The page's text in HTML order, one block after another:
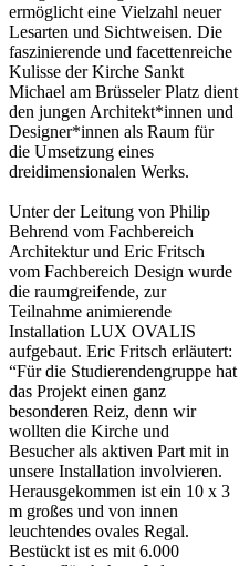
ermöglicht eine Vielzahl neuer
Lesarten und Sichtweisen. Die
faszinierende und facettenreiche
Kulisse​ der Kirche Sankt
Michael am Brüsseler Platz dient
den jungen Architekt*innen und
Designer*innen als Raum für
die Umsetzung eines
dreidimensionalen Werks.
Unter der Leitung von Philip
Behrend vom Fachbereich
Architektur und Eric Fritsch
vom Fachbereich Design wurde
die raumgreifende, zur
Teilnahme animierende
Installation LUX OVALIS
aufgebaut. Eric Fritsch erläutert:
“Für die Studierendengruppe hat
das Projekt einen ganz
besonderen Reiz, denn wir
wollten die Kirche und
Besucher als aktiven Part mit in
unsere Installation involvieren.
Herausgekommen ist ein 10 x 3
m großes und von innen
leuchtendes ovales Regal.
Bestückt ist es mit 6.000